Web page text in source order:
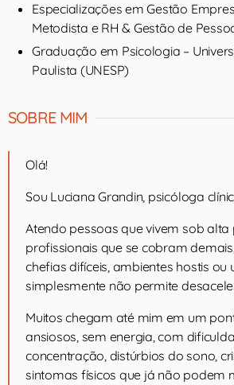
Especializações em Gestão
Metodista e RH & Gestão de
Graduação em Psicologia –
Paulista (UNESP)
SOBRE MIM
Olá!
Sou Luciana Grandin, psicóloga
Atendo pessoas que vivem sob
profissionais que se cobram
chefias difíceis, ambientes hostis ou
simplesmente não permite
Muitos chegam até mim em um
ansiosos, sem energia, com
concentração, distúrbios do sono,
sintomas físicos que já não podem